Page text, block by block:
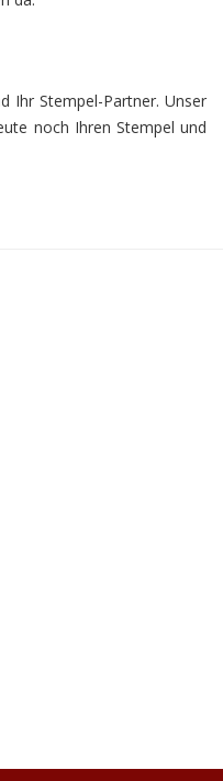
Ihr Stempel-Partner. Unser
noch Ihren Stempel und